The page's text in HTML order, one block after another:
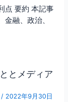
点 要約 本記事
融、政治、
とメディア
/ 2022年9月30日